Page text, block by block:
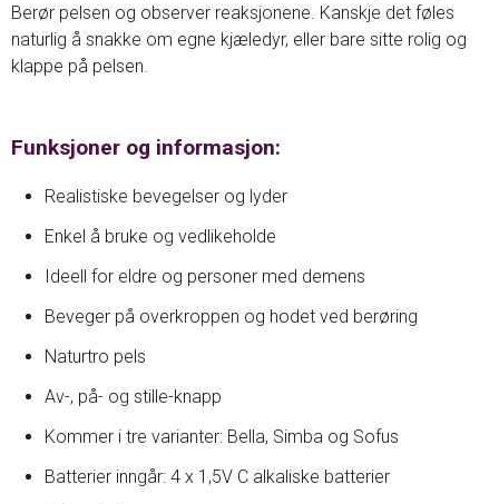
Berør pelsen og observer reaksjonene. Kanskje det føles
naturlig å snakke om egne kjæledyr, eller bare sitte rolig og
klappe på pelsen.
Funksjoner og informasjon:
Realistiske bevegelser og lyder
Enkel å bruke og vedlikeholde
Ideell for eldre og personer med demens
Beveger på overkroppen og hodet ved berøring
Naturtro pels
Av-, på- og stille-knapp
Kommer i tre varianter: Bella, Simba og Sofus
Batterier inngår: 4 x 1,5V C alkaliske batterier